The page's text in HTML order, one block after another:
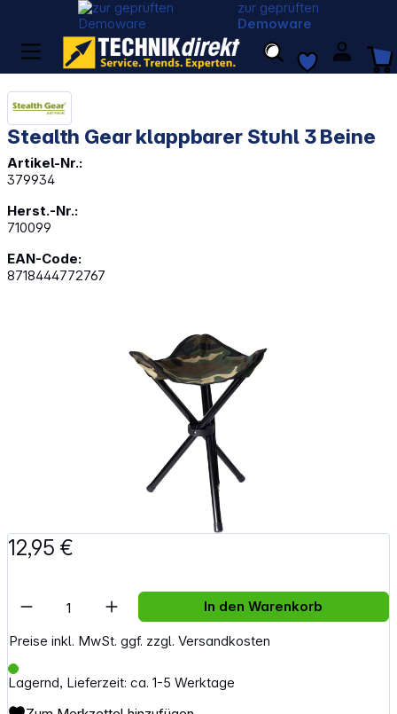
zur geprüften
Demoware
Stealth Gear klappbarer Stuhl 3 Beine
Artikel-Nr.:
379934
Herst.-Nr.:
710099
EAN-Code:
8718444772767
12,95 €
Preise inkl. MwSt. ggf. zzgl. Versandkosten
Lagernd, Lieferzeit: ca. 1-5 Werktage
Artikel Anzahl: Gib den gewünschten
In den Warenkorb